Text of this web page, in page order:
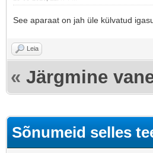
See aparaat on jah üle külvatud
Leia
« Järgmine
Sõnumeid selles